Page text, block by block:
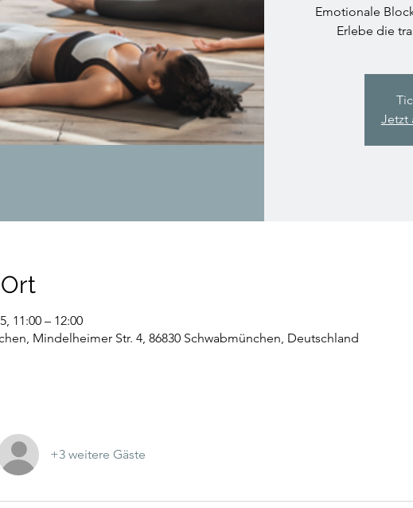
Emotionale
Erlebe die
Jetzt
11:00 – 12:00
Mindelheimer Str. 4, 86830 Schwabmünchen, Deutschland
+3 weitere Gäste